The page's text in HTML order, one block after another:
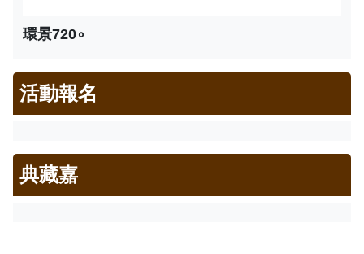
環景720∘
活動報名
典藏嘉